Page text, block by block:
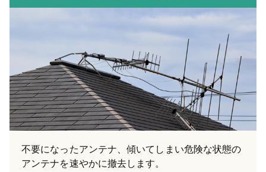
不要になったアンテナ、傾いてしまい危険な状態の
アンテナを速やかに撤去します。